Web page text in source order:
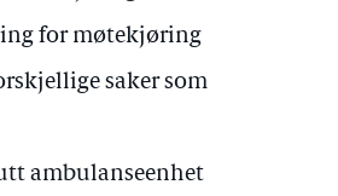
for møtekjøring
saker som
ambulanseenhet